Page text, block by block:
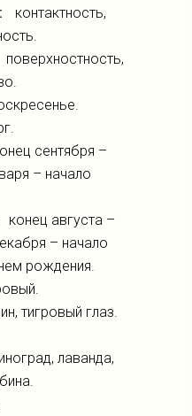
контактность,
поверхностность,
сентября –
– начало
конец августа –
– начало
рождения.
тигровый глаз.
лаванда,